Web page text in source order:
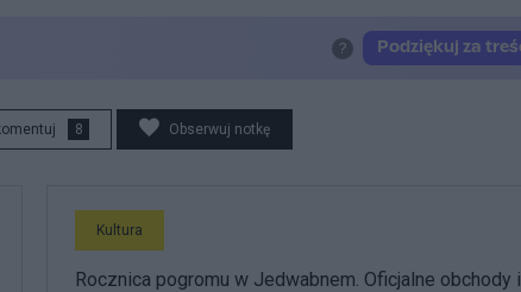
8 Obserwuj notkę
Kultura
Rocznica pogromu w Jedwabnem. Oficjalne obchody i